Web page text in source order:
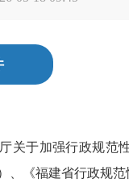
关于加强行政规范
）、《福建省行政规